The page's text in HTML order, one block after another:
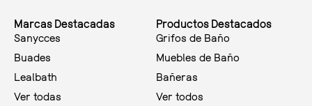
Marcas Destacadas
Sanycces
Buades
Lealbath
Ver todas
Productos Destacados
Grifos de Baño
Muebles de Baño
Bañeras
Ver todos